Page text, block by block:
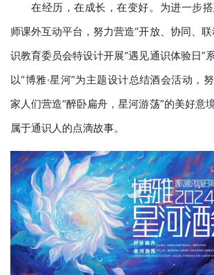
在经历，在成长，在变好。为进一步
师课外互动平台，努力营造“开放、协同、
识教育委员会特设计开展“遇见通识体验日”
以“博雅·星河”为主题设计总结酒会活动，
家人们营造“醉卧扁舟，星河游荡”的美好意
属于通识人的点滴故事。